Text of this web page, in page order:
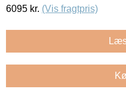
6095 kr. (Vis fragtpris)